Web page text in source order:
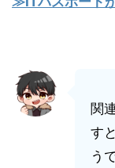
関
す
う